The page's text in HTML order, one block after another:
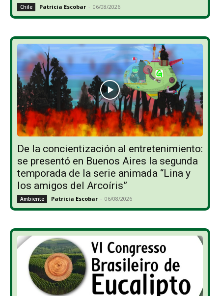
Chile Patricia Escobar - 06/08/2026
De la concientización al entretenimiento:
se presentó en Buenos Aires la segunda
temporada de la serie animada “Lina y
los amigos del Arcoíris”
Ambiente Patricia Escobar - 06/08/2026